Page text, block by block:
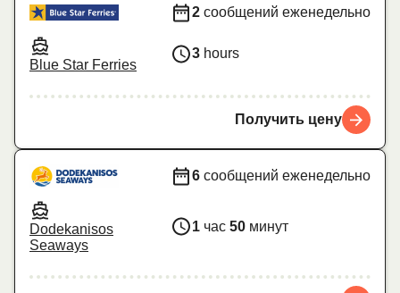
Blue Star Ferries
2 сообщений еженедельно
3 hours
Получить цену
Dodekanisos
Seaways
6 сообщений еженедельно
1 час 50 минут